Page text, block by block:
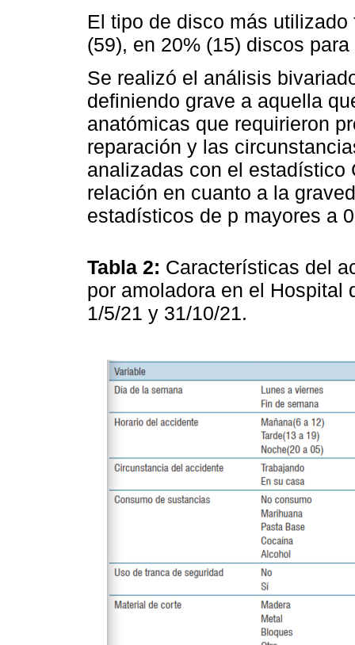
El tipo de disco más
(59), en 20% (15) discos
Se realizó el análisis
definiendo grave a aquella
anatómicas que requirieron
reparación y las
analizadas con el estadístico
relación en cuanto a la
estadísticos de p mayores a
Tabla 2: Características del
por amoladora en el Hospital
1/5/21 y 31/10/21.